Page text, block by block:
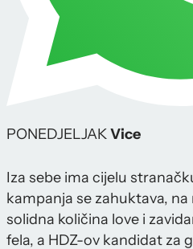
PONEDJELJAKVice
Iza sebe ima cijelu
kampanja se zahuktava,
solidna količina love i
fela, a HDZ-ov kandidat za